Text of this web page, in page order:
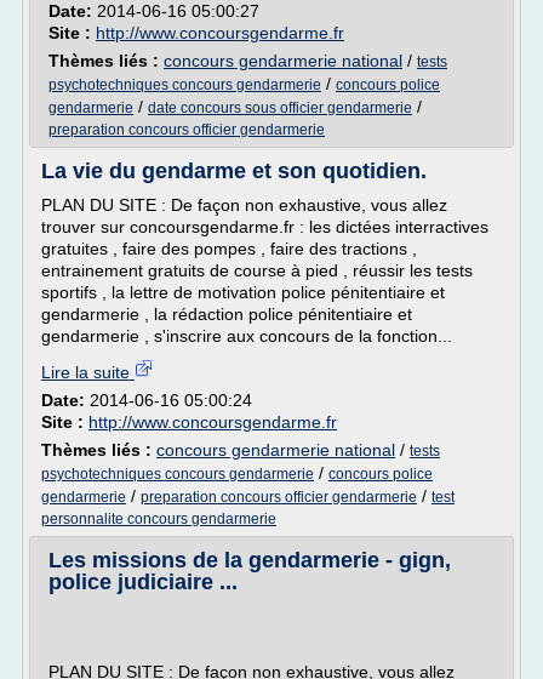
Date: 2014-06-16 05:00:27
Site : http://www.concoursgendarme.fr
Thèmes liés : concours gendarmerie national / tests
psychotechniques concours gendarmerie / concours police
gendarmerie / date concours sous officier gendarmerie /
preparation concours officier gendarmerie
La vie du gendarme et son quotidien.
PLAN DU SITE : De façon non exhaustive, vous allez
trouver sur concoursgendarme.fr : les dictées interractives
gratuites , faire des pompes , faire des tractions ,
entrainement gratuits de course à pied , réussir les tests
sportifs , la lettre de motivation police pénitentiaire et
gendarmerie , la rédaction police pénitentiaire et
gendarmerie , s'inscrire aux concours de la fonction...
Lire la suite
Date: 2014-06-16 05:00:24
Site : http://www.concoursgendarme.fr
Thèmes liés : concours gendarmerie national / tests
psychotechniques concours gendarmerie / concours police
gendarmerie / preparation concours officier gendarmerie / test
personnalite concours gendarmerie
Les missions de la gendarmerie - gign,
police judiciaire ...
PLAN DU SITE : De façon non exhaustive, vous allez